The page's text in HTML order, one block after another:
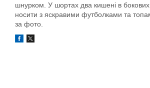
шнурком. У шортах два кишені в
носити з яскравими футболками та
за фото.